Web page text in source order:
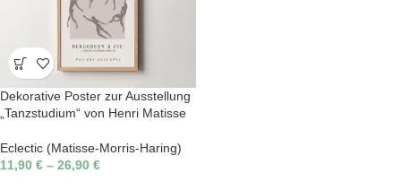
Dekorative Poster zur Ausstellung
„Tanzstudium“ von Henri Matisse
Eclectic (Matisse-Morris-Haring)
11,90 € – 26,90 €